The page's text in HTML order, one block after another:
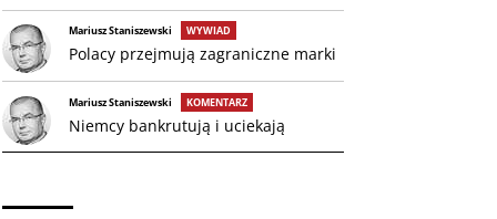
Mariusz Staniszewski WYWIAD
Polacy przejmują zagraniczne marki
Mariusz Staniszewski KOMENTARZ
Niemcy bankrutują i uciekają